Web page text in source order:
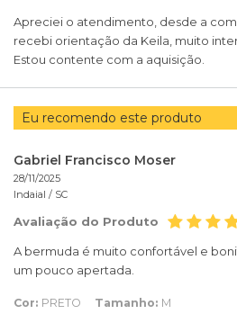
Apreciei o atendimento, desde a
recebi orientação da Keila, muito
Estou contente com a aquisição.
Eu recomendo este produto
Gabriel Francisco Moser
28/11/2025
Indaial / SC
Avaliação do Produto
A bermuda é muito confortável e
um pouco apertada.
Cor: PRETO Tamanho: M